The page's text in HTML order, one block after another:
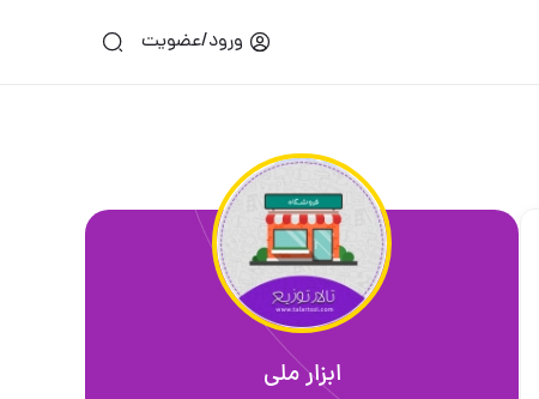
ورود/عضویت
ابزار ملی